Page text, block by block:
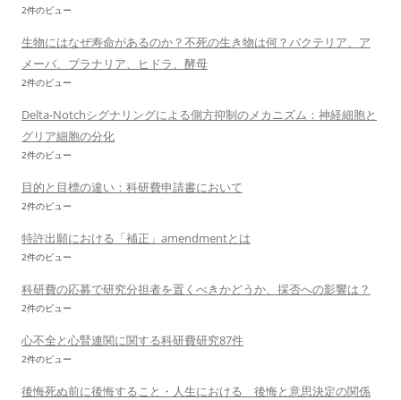
2件のビュー
生物にはなぜ寿命があるのか？不死の生き物は何？バクテリア、ア
メーバ、プラナリア、ヒドラ、酵母
2件のビュー
Delta-Notchシグナリングによる側方抑制のメカニズム：神経細胞と
グリア細胞の分化
2件のビュー
目的と目標の違い：科研費申請書において
2件のビュー
特許出願における「補正」amendmentとは
2件のビュー
科研費の応募で研究分担者を置くべきかどうか、採否への影響は？
2件のビュー
心不全と心腎連関に関する科研費研究87件
2件のビュー
後悔死ぬ前に後悔すること・人生における 後悔と意思決定の関係